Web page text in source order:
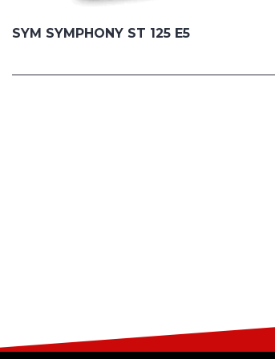
SYM SYMPHONY ST 125 E5